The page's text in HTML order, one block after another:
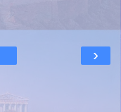
›